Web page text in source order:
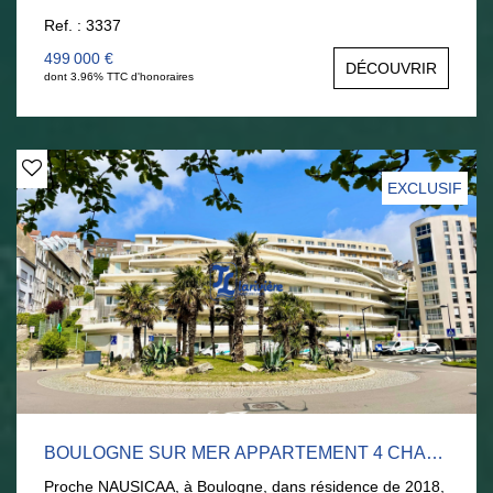
état. Tél : 06 377 372 00 Anouck BOULOY
Ref. : 3337
499 000 €
dont 3.96% TTC d'honoraires DÉCOUVRIR
EXCLUSIF
BOULOGNE SUR MER APPARTEMENT 4 CHAMBRES + TERRASSE DE 90M²
Proche NAUSICAA, à Boulogne, dans résidence de 2018,